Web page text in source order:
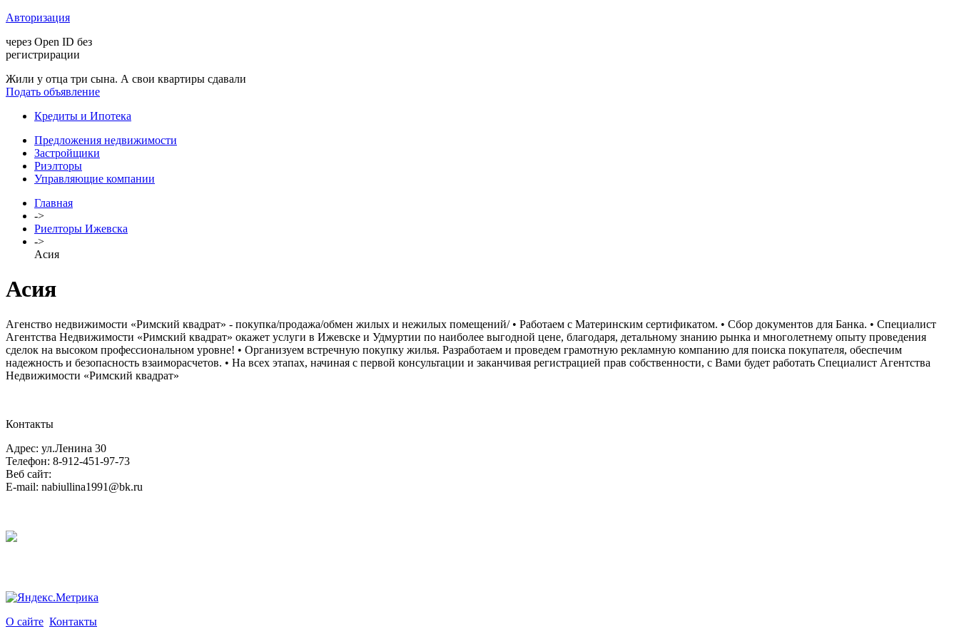
Авторизация
через Open ID без
регистрирации
Жили у отца три сына. А свои квартиры сдавали
Подать объявление
Кредиты и Ипотека
Предложения недвижимости
Застройщики
Риэлторы
Управляющие компании
Главная
->
Риелторы Ижевска
->
Асия
Асия
Агенство недвижимости «Римский квадрат» - покупка/продажа/обмен жилых и нежилых помещений/ • Работаем с Материнским сертификатом. • Сбор документов для Банка. • Специалист
Агентства Недвижимости «Римский квадрат» окажет услуги в Ижевске и Удмуртии по наиболее выгодной цене, благодаря, детальному знанию рынка и многолетнему опыту проведения
сделок на высоком профессиональном уровне! • Организуем встречную покупку жилья. Разработаем и проведем грамотную рекламную компанию для поиска покупателя, обеспечим
надежность и безопасность взаиморасчетов. • На всех этапах, начиная с первой консультации и заканчивая регистрацией прав собственности, с Вами будет работать Специалист Агентства
Недвижимости «Римский квадрат»
Контакты
Адрес: ул.Ленина 30
Телефон: 8-912-451-97-73
Веб сайт:
E-mail: nabiullina1991@bk.ru
О сайте Контакты